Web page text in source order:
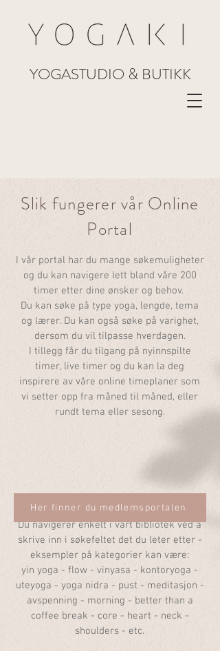
YOGASTUDIO & BUTIKK
Slik fungerer vår Online
Portal
I vårportal har du mange søkemuligheter
og du kan navigere lett bland våre 200
timer etter dine ønsker og behov.
Du kan søke på type yoga, lengde, tema
og lærer. Du kan også søke på varighet,
dersom du vil tilpasse hverdagen.
I tillegg får du tilgang på nyinnspilte
timer, live timer og du kan la deg
inspirere av våre online timeplaner som
vi setter opp fra måned til måned, eller
rundt tema eller sesong.
Du navigerer enkelt i vårt bibliotek ved å
skrive inn i søkefeltet det du leter etter -
eksempler på kategorier kan være:
yin yoga - flow - vinyasa - kontoryoga -
uteyoga - yoga nidra - pust - meditasjon -
avspenning - morning - better than a
coffee break - core - heart - neck -
shoulders - etc.
Her finner du medlemsportalen